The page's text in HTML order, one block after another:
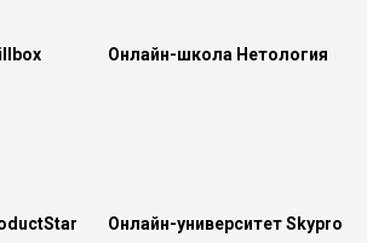
Онлайн-школа Нетология
Онлайн-университет Skypro